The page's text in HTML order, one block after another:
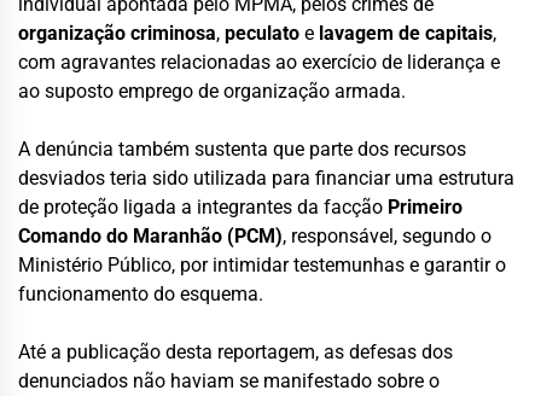
organização criminosa, peculato e lavagem de capitais,
com agravantes relacionadas ao exercício de liderança e
ao suposto emprego de organização armada.
A denúncia também sustenta que parte dos recursos
desviados teria sido utilizada para financiar uma estrutura
de proteção ligada a integrantes da facção Primeiro
Comando do Maranhão (PCM), responsável, segundo o
Ministério Público, por intimidar testemunhas e garantir o
funcionamento do esquema.
Até a publicação desta reportagem, as defesas dos
denunciados não haviam se manifestado sobre o